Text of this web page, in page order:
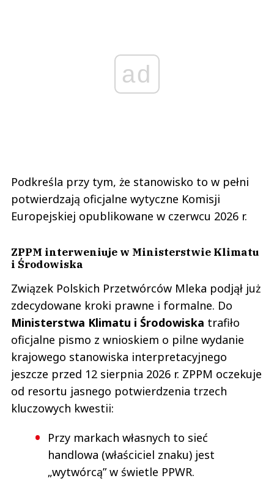
ad
Podkreśla przy tym, że stanowisko to w pełni
potwierdzają oficjalne wytyczne Komisji
Europejskiej opublikowane w czerwcu 2026 r.
ZPPM interweniuje w Ministerstwie Klimatu
i Środowiska
Związek Polskich Przetwórców Mleka podjął już
zdecydowane kroki prawne i formalne. Do
Ministerstwa Klimatu i Środowiska trafiło
oficjalne pismo z wnioskiem o pilne wydanie
krajowego stanowiska interpretacyjnego
jeszcze przed 12 sierpnia 2026 r. ZPPM oczekuje
od resortu jasnego potwierdzenia trzech
kluczowych kwestii:
Przy markach własnych to sieć
handlowa (właściciel znaku) jest
„wytwórcą” w świetle PPWR.